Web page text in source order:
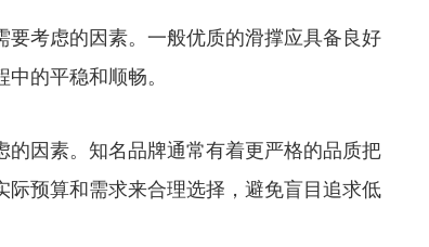
考虑的因素。一般优质的滑撑应具备良好
的平稳和顺畅。
因素。知名品牌通常有着更严格的品质把
预算和需求来合理选择，避免盲目追求低